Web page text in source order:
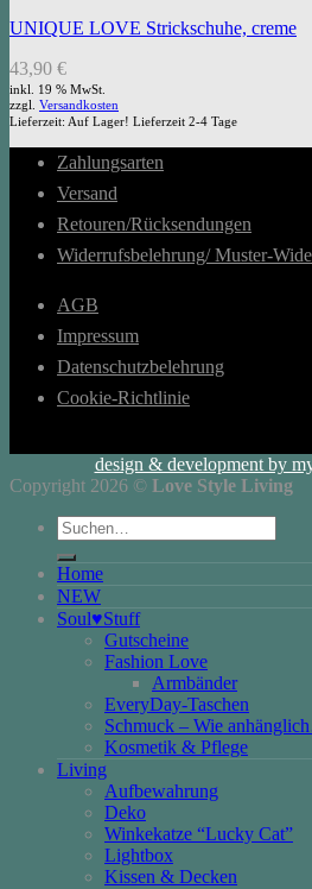
UNIQUE LOVE Strickschuhe, creme
43,90 €
inkl. 19 % MwSt.
zzgl. Versandkosten
Lieferzeit: Auf Lager! Lieferzeit 2-4 Tage
Zahlungsarten
Versand
Retouren/Rücksendungen
Widerrufsbelehrung/ Muster-
AGB
Impressum
Datenschutzbelehrung
Cookie-Richtlinie
design & development by
Copyright 2026 © Love Style Living
Suchen
nach:
Home
NEW
Soul♥Stuff
Gutscheine
Fashion Love
Armbänder
EveryDay-Taschen
Schmuck – Wie
Kosmetik & Pflege
Living
Aufbewahrung
Deko
Winkekatze “Lucky Cat”
Lightbox
Kissen & Decken